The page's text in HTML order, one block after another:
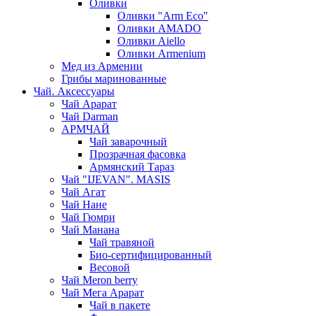
Оливки
Оливки "Arm Eco"
Оливки AMADO
Оливки Aiello
Оливки Armenium
Мед из Армении
Грибы маринованные
Чай. Аксессуары
Чай Арарат
Чай Darman
АРМЧАЙ
Чай заварочный
Прозрачная фасовка
Армянский Тараз
Чай "IJEVAN". MASIS
Чай Агат
Чай Нане
Чай Гюмри
Чай Манана
Чай травяной
Био-сертифицированный
Весовой
Чай Meron berry
Чай Мега Арарат
Чай в пакете